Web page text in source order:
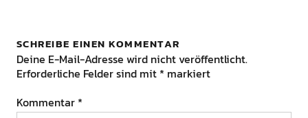
SCHREIBE EINEN KOMMENTAR
Deine E-Mail-Adresse wird nicht veröffentlicht.
Erforderliche Felder sind mit * markiert
Kommentar *